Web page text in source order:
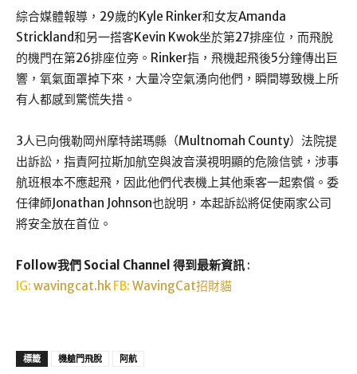
綜合媒體報導，29歲的Kyle Rinker和女友Amanda
Strickland和另一搭客Kevin Kwok坐於第27排座位，而飛脫
的機門在第26排座位旁。Rinker指，飛機起飛後5分鐘傳出巨
響，氧氣面罩掉下來，大量冷空氣湧向他們，瞬間導致機上所
有人都感到驚慌失措。
3人已向俄勒岡州摩特諾瑪縣（Multnomah County）法院提
出訴訟，指責阿拉斯加航空與波音漠視明顯的危險信號，涉事
航班根本不應起飛，因此他們代表機上其他乘客一起索償。委
任律師Jonathan Johnson也說明，本起訴訟將促使兩家公司
將安全放在首位。
Follow我們 Social Channel 得到最新資訊 :
IG: wavingcat.hk FB: WavingCat招財貓
標籤 機艙門飛脫 阿航